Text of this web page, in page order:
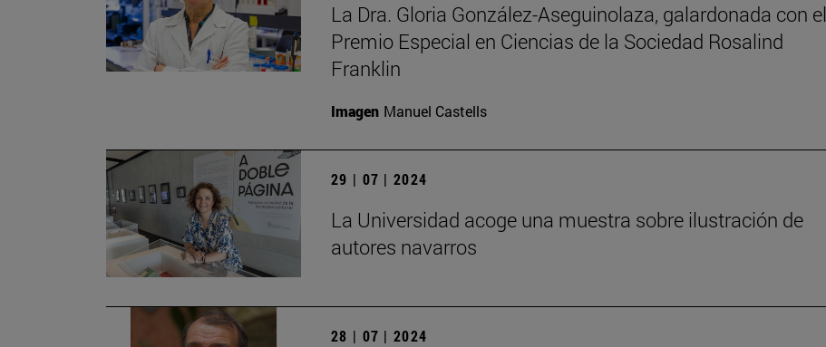
La Dra. Gloria González-Aseguinolaza, galardonada con el
Premio Especial en Ciencias de la Sociedad Rosalind
Franklin
Imagen Manuel Castells
29 | 07 | 2024
La Universidad acoge una muestra sobre ilustración de
autores navarros
28 | 07 | 2024